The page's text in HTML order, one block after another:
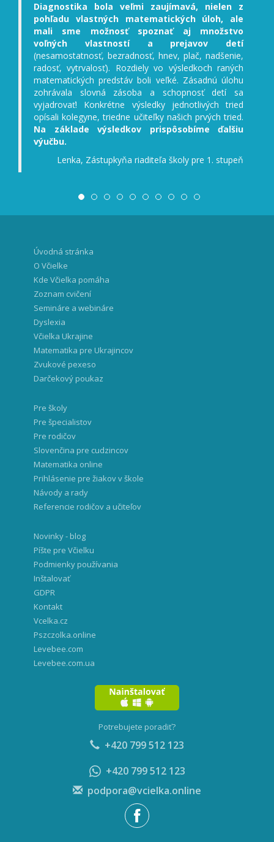
Diagnostika bola veľmi zaujímavá, nielen z
pohľadu vlastných matematických úloh, ale
mali sme možnosť spoznať aj množstvo
voľných vlastností a prejavov detí
(nesamostatnosť, bezradnosť, hnev, plač, nadšenie,
radosť, vytrvalosť). Rozdiely vo výsledkoch raných
matematických predstáv boli veľké. Zásadnú úlohu
zohrávala slovná zásoba a schopnosť detí sa
vyjadrovať! Konkrétne výsledky jednotlivých tried
opísali kolegyne, triedne učiteľky našich prvých tried.
Na základe výsledkov prispôsobíme ďalšiu
výučbu.
Lenka, Zástupkyňa riaditeľa školy pre 1. stupeň
Úvodná stránka
O Včielke
Kde Včielka pomáha
Zoznam cvičení
Semináre a webináre
Dyslexia
Včielka Ukrajine
Matematika pre Ukrajincov
Zvukové pexeso
Darčekový poukaz
Pre školy
Pre špecialistov
Pre rodičov
Slovenčina pre cudzincov
Matematika online
Prihlásenie pre žiakov v škole
Návody a rady
Referencie rodičov a učiteľov
Novinky - blog
Píšte pre Včielku
Podmienky používania
Inštalovať
GDPR
Kontakt
Vcelka.cz
Pszczolka.online
Levebee.com
Levebee.com.ua
Potrebujete poradiť?
+420 799 512 123
+420 799 512 123
podpora@vcielka.online